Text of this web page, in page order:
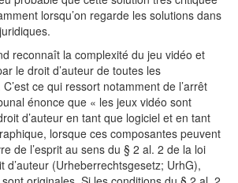
lorsqu’on regarde les solutions dans
reconnaît la complexité du jeu vidéo et
le droit d’auteur de toutes les
ce qui ressort notamment de l’arrêt
énonce que « les jeux vidéo sont
d’auteur en tant que logiciel et en tant
lorsque ces composantes peuvent
de l’esprit au sens du § 2 al. 2 de la loi
d’auteur (Urheberrechtsgesetz; UrhG),